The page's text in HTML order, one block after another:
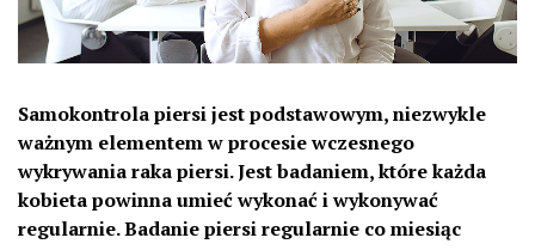
Samokontrola piersi jest podstawowym, niezwykle
ważnym elementem w procesie wczesnego
wykrywania raka piersi. Jest badaniem, które każda
kobieta powinna umieć wykonać i wykonywać
regularnie. Badanie piersi regularnie co miesiąc